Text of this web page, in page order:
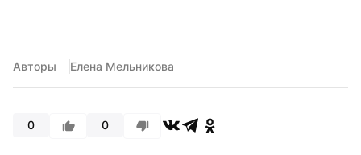
Авторы Елена Мельникова
0 0